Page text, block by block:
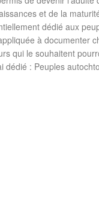
et de la
dédié aux
à documenter
qui le souhaitent
dédié : Peuples